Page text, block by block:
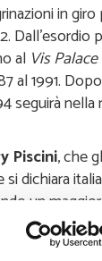
in
al Vis
al 1991.
seguirà
Piscini, che
dichiara
un
suo e